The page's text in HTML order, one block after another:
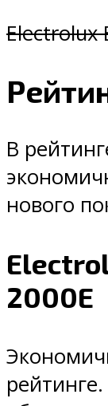
Electrolux
В
нового
2000E